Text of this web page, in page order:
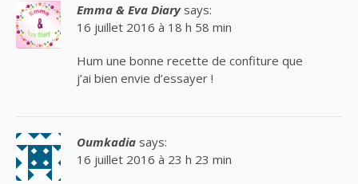
Emma & Eva Diary says:
16 juillet 2016 à 18 h 58 min
Hum une bonne recette de confiture que
j’ai bien envie d’essayer !
Oumkadia says:
16 juillet 2016 à 23 h 23 min